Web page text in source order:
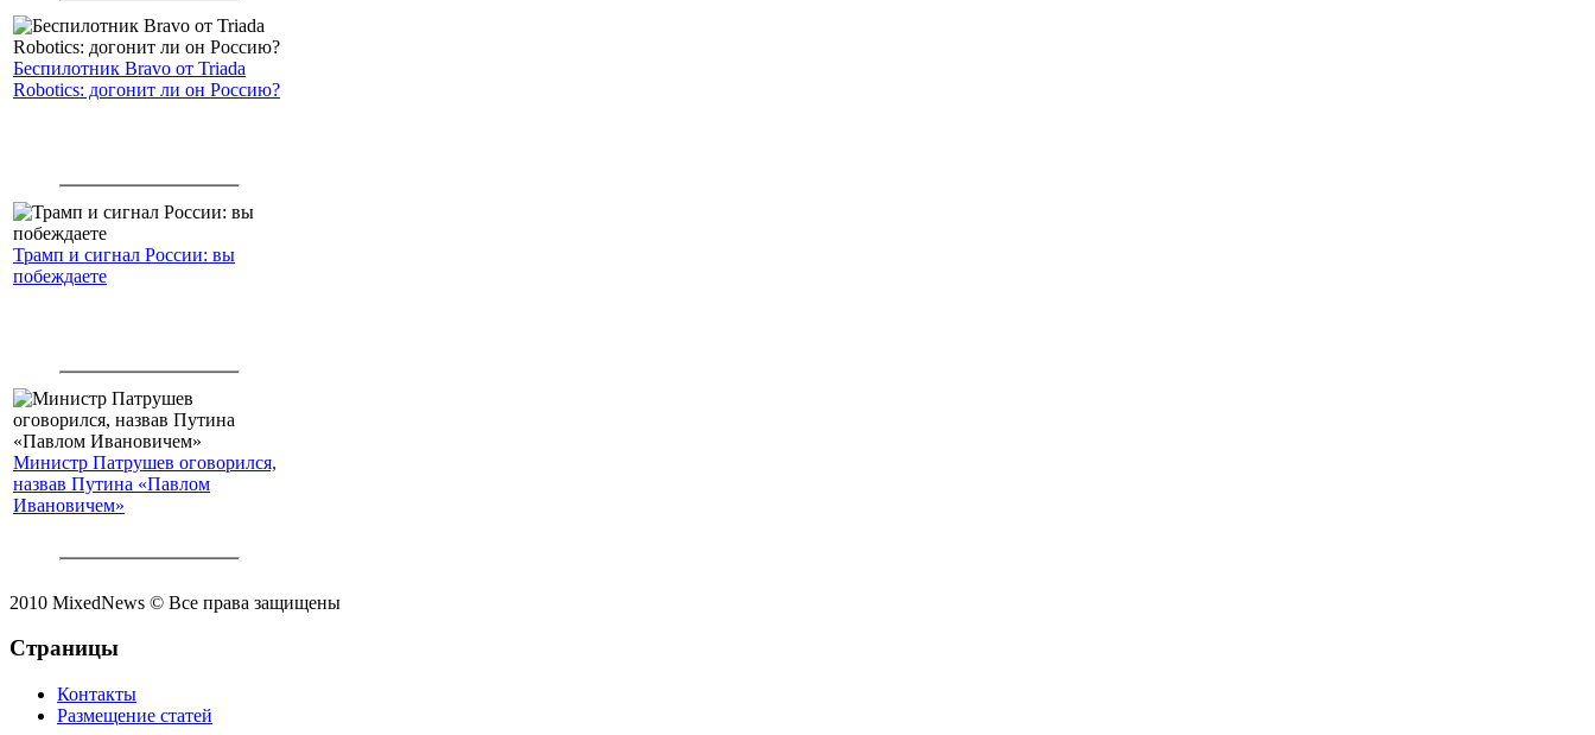
Беспилотник Bravo от Triada
Robotics: догонит ли он Россию?
Трамп и сигнал России: вы
побеждаете
Министр Патрушев оговорился,
назвав Путина «Павлом
Ивановичем»
2010 MixedNews © Все права защищены
Страницы
Контакты
Размещение статей